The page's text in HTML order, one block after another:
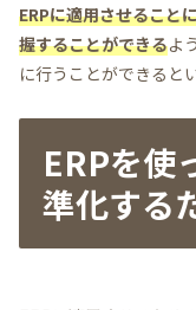
ERPに適用させること
握することができるよ
に行うことができると
ERPを使
準化する